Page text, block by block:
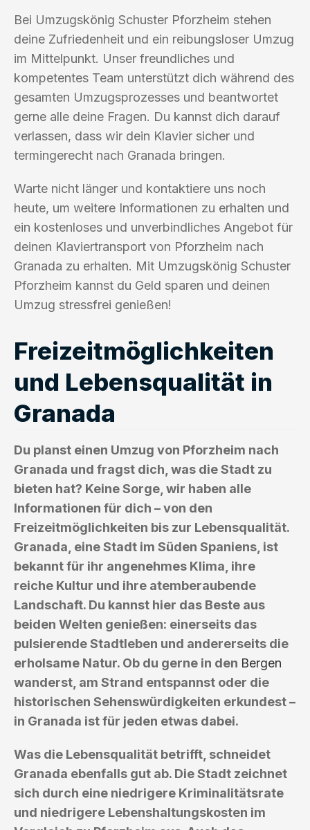
Bei Umzugskönig Schuster Pforzheim stehen
deine Zufriedenheit und ein reibungsloser Umzug
im Mittelpunkt. Unser freundliches und
kompetentes Team unterstützt dich während des
gesamten Umzugsprozesses und beantwortet
gerne alle deine Fragen. Du kannst dich darauf
verlassen, dass wir dein Klavier sicher und
termingerecht nach Granada bringen.
Warte nicht länger und kontaktiere uns noch
heute, um weitere Informationen zu erhalten und
ein kostenloses und unverbindliches Angebot für
deinen Klaviertransport von Pforzheim nach
Granada zu erhalten. Mit Umzugskönig Schuster
Pforzheim kannst du Geld sparen und deinen
Umzug stressfrei genießen!
Freizeitmöglichkeiten
und Lebensqualität in
Granada
Du planst einen Umzug von Pforzheim nach
Granada und fragst dich, was die Stadt zu
bieten hat? Keine Sorge, wir haben alle
Informationen für dich – von den
Freizeitmöglichkeiten bis zur Lebensqualität.
Granada, eine Stadt im Süden Spaniens, ist
bekannt für ihr angenehmes Klima, ihre
reiche Kultur und ihre atemberaubende
Landschaft. Du kannst hier das Beste aus
beiden Welten genießen: einerseits das
pulsierende Stadtleben und andererseits die
erholsame Natur. Ob du gerne in den Bergen
wanderst, am Strand entspannst oder die
historischen Sehenswürdigkeiten erkundest –
in Granada ist für jeden etwas dabei.
Was die Lebensqualität betrifft, schneidet
Granada ebenfalls gut ab. Die Stadt zeichnet
sich durch eine niedrigere Kriminalitätsrate
und niedrigere Lebenshaltungskosten im